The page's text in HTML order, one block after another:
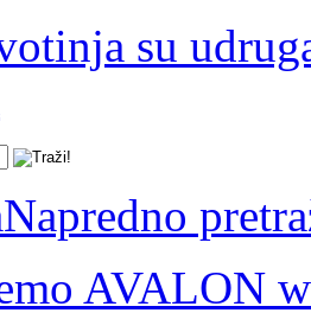
su
Napredno
AVALON